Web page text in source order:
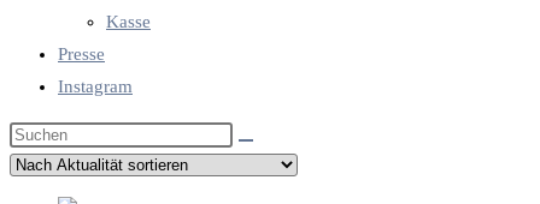
Kasse
Presse
Instagram
Diese
Website
durchsuchen